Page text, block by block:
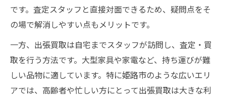
です。査定スタッフと直接対面できるため、疑問点をそ
の場で解消しやすい点もメリットです。
一方、出張買取は自宅までスタッフが訪問し、査定・買
取を行う方法です。大型家具や家電など、持ち運びが難
しい品物に適しています。特に姫路市のような広いエリ
アでは、高齢者や忙しい方にとって出張買取は大きな利